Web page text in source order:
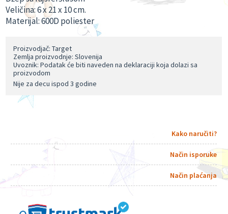
Veličina: 6 x 21 x 10 cm.
Materijal: 600D poliester
Proizvodjač: Target
Zemlja proizvodnje: Slovenija
Uvoznik: Podatak će biti naveden na deklaraciji koja dolazi sa
proizvodom
Nije za decu ispod 3 godine
Kako naručiti?
Način isporuke
Način plaćanja